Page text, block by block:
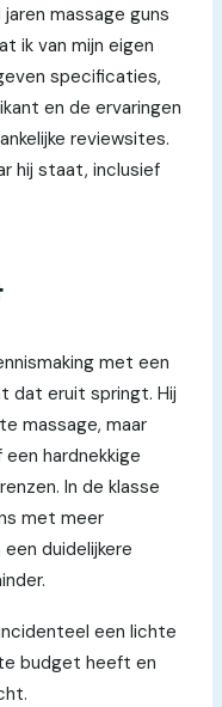
massage guns
ik van mijn eigen
specificaties,
en de ervaringen
reviewsites.
hij staat, inclusief
met een
dat eruit springt. Hij
massage, maar
hardnekkige
In de klasse
met meer
duidelijkere
een lichte
budget heeft en